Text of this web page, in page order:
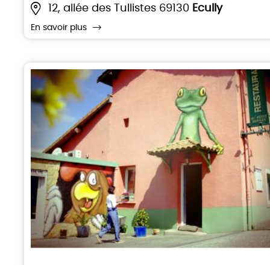
12, allée des Tullistes 69130 Ecully
En savoir plus